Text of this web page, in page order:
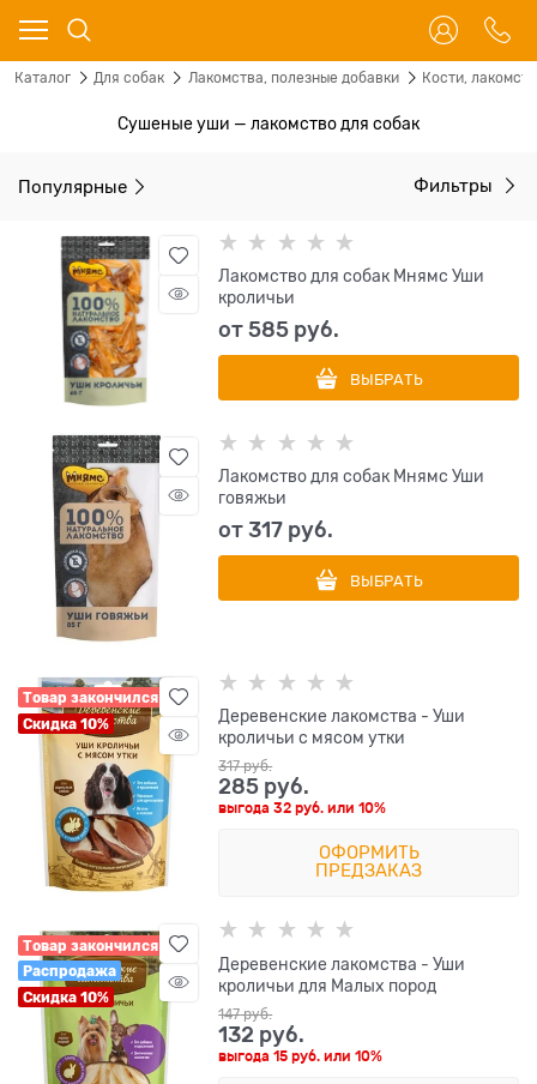
Каталог Для собак Лакомства, полезные добавки Кости,
Сушеные уши — лакомство для собак
Популярные Фильтры
Лакомство для собак Мнямс Уши
кроличьи
от585 руб.
ВЫБРАТЬ
Лакомство для собак Мнямс Уши
говяжьи
от317 руб.
ВЫБРАТЬ
Товар закончился
Скидка 10%
Деревенские лакомства - Уши
кроличьи с мясом утки
317 руб.
285 руб.
выгода32 руб. или10%
ОФОРМИТЬ
ПРЕДЗАКАЗ
Товар закончился
Распродажа
Скидка 10%
Деревенские лакомства - Уши
кроличьи для Малых пород
147 руб.
132 руб.
выгода15 руб. или10%